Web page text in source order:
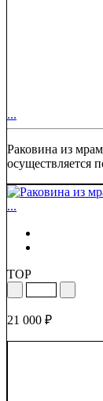
...
Раковина из
осуществляется
...
TOP
21 000 ₽